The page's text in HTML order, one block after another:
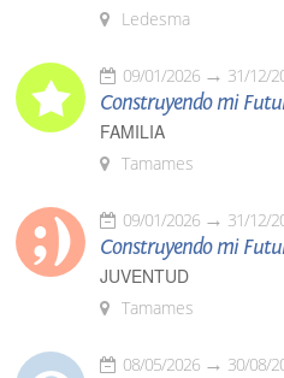
Ledesma
09/01/2026 31/12/
Construyendo mi
FAMILIA
Tamames
09/01/2026 31/12/
Construyendo mi
JUVENTUD
Tamames
08/05/2026 30/08/